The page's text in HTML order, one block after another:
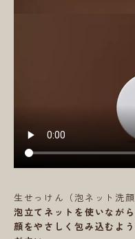
生せっけん（泡ネット洗顔
泡立てネットを使いなが
顔をやさしく包み込むよ